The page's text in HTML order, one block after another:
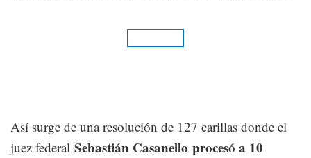
Así surge de una resolución de 127 carillas donde el
juez federal Sebastián Casanello procesó a 10